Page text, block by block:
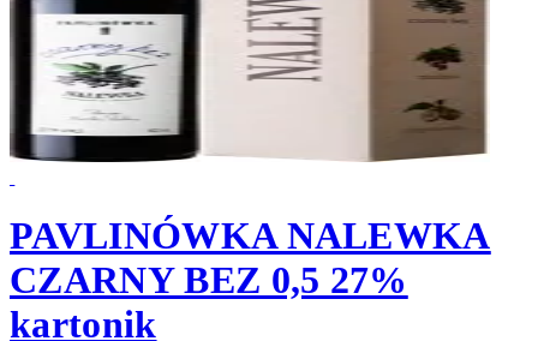
PAVLINÓWKA NALEWKA
CZARNY BEZ 0,5 27%
kartonik